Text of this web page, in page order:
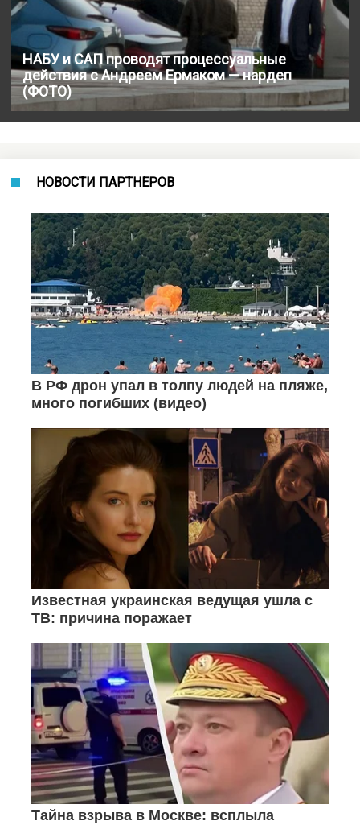
НАБУ и САП проводят процессуальные
действия с Андреем Ермаком — нардеп
(ФОТО)
НОВОСТИ ПАРТНЕРОВ